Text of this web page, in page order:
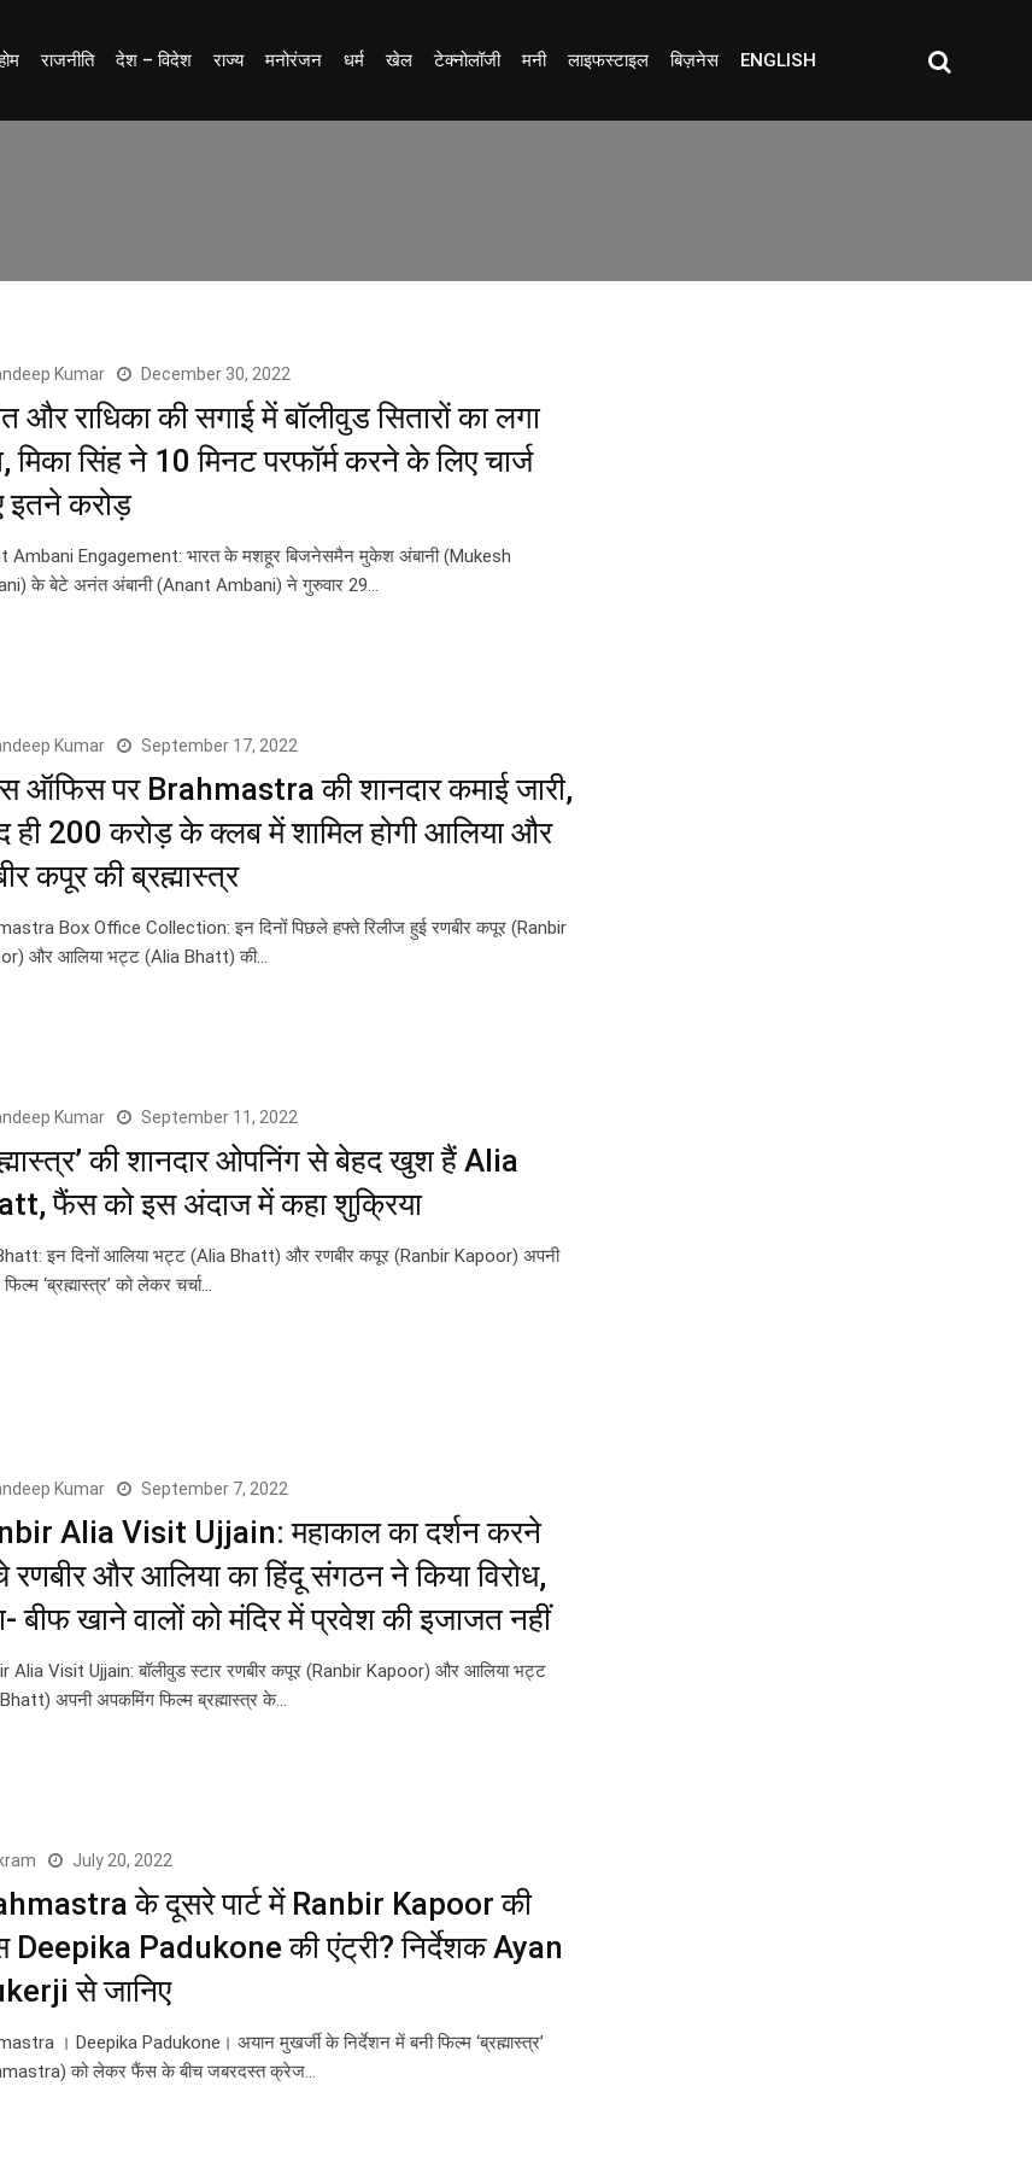
राजनीति देश – विदेश राज्य मनोरंजन धर्म खेल टेक्नोलॉजी मनी लाइफस्टाइल बिज़नेस ENGLISH
Kumar December 30, 2022
और राधिका की सगाई में बॉलीवुड सितारों का लगा
मिका सिंह ने 10 मिनट परफॉर्म करने के लिए चार्ज
इतने करोड़
Ambani Engagement: भारत के मशहूर बिजनेसमैन मुकेश अंबानी (Mukesh
के बेटे अनंत अंबानी (Anant Ambani) ने गुरुवार 29…
Kumar September 17, 2022
ऑफिस पर Brahmastra की शानदार कमाई जारी,
ही 200 करोड़ के क्लब में शामिल होगी आलिया और
कपूर की ब्रह्मास्त्र
Box Office Collection: इन दिनों पिछले हफ्ते रिलीज हुई रणबीर कपूर (Ranbir
और आलिया भट्ट (Alia Bhatt) की…
Kumar September 11, 2022
की शानदार ओपनिंग से बेहद खुश हैं Alia
फैंस को इस अंदाज में कहा शुक्रिया
इन दिनों आलिया भट्ट (Alia Bhatt) और रणबीर कपूर (Ranbir Kapoor) अपनी
‘ब्रह्मास्त्र’ को लेकर चर्चा…
Kumar September 7, 2022
Alia Visit Ujjain: महाकाल का दर्शन करने
रणबीर और आलिया का हिंदू संगठन ने किया विरोध,
बीफ खाने वालों को मंदिर में प्रवेश की इजाजत नहीं
Alia Visit Ujjain: बॉलीवुड स्टार रणबीर कपूर (Ranbir Kapoor) और आलिया भट्ट
अपनी अपकमिंग फिल्म ब्रह्मास्त्र के…
July 20, 2022
के दूसरे पार्ट में Ranbir Kapoor की
Deepika Padukone की एंट्री? निर्देशक Ayan
से जानिए
। Deepika Padukone। अयान मुखर्जी के निर्देशन में बनी फिल्म ‘ब्रह्मास्त्र’
को लेकर फैंस के बीच जबरदस्त क्रेज…